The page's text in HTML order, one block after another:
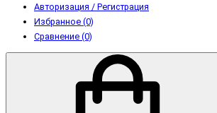
Авторизация / Регистрация
Избранное (0)
Сравнение (0)